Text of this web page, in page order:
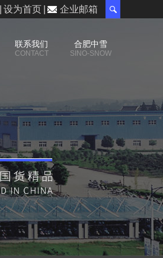
设为首页 企业邮箱
联系我们
CONTACT
合肥中雪
SINO-SNOW